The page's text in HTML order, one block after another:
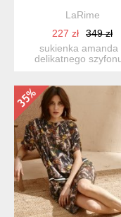
LaRime
227 zł
349 zł
sukienka amanda
delikatnego